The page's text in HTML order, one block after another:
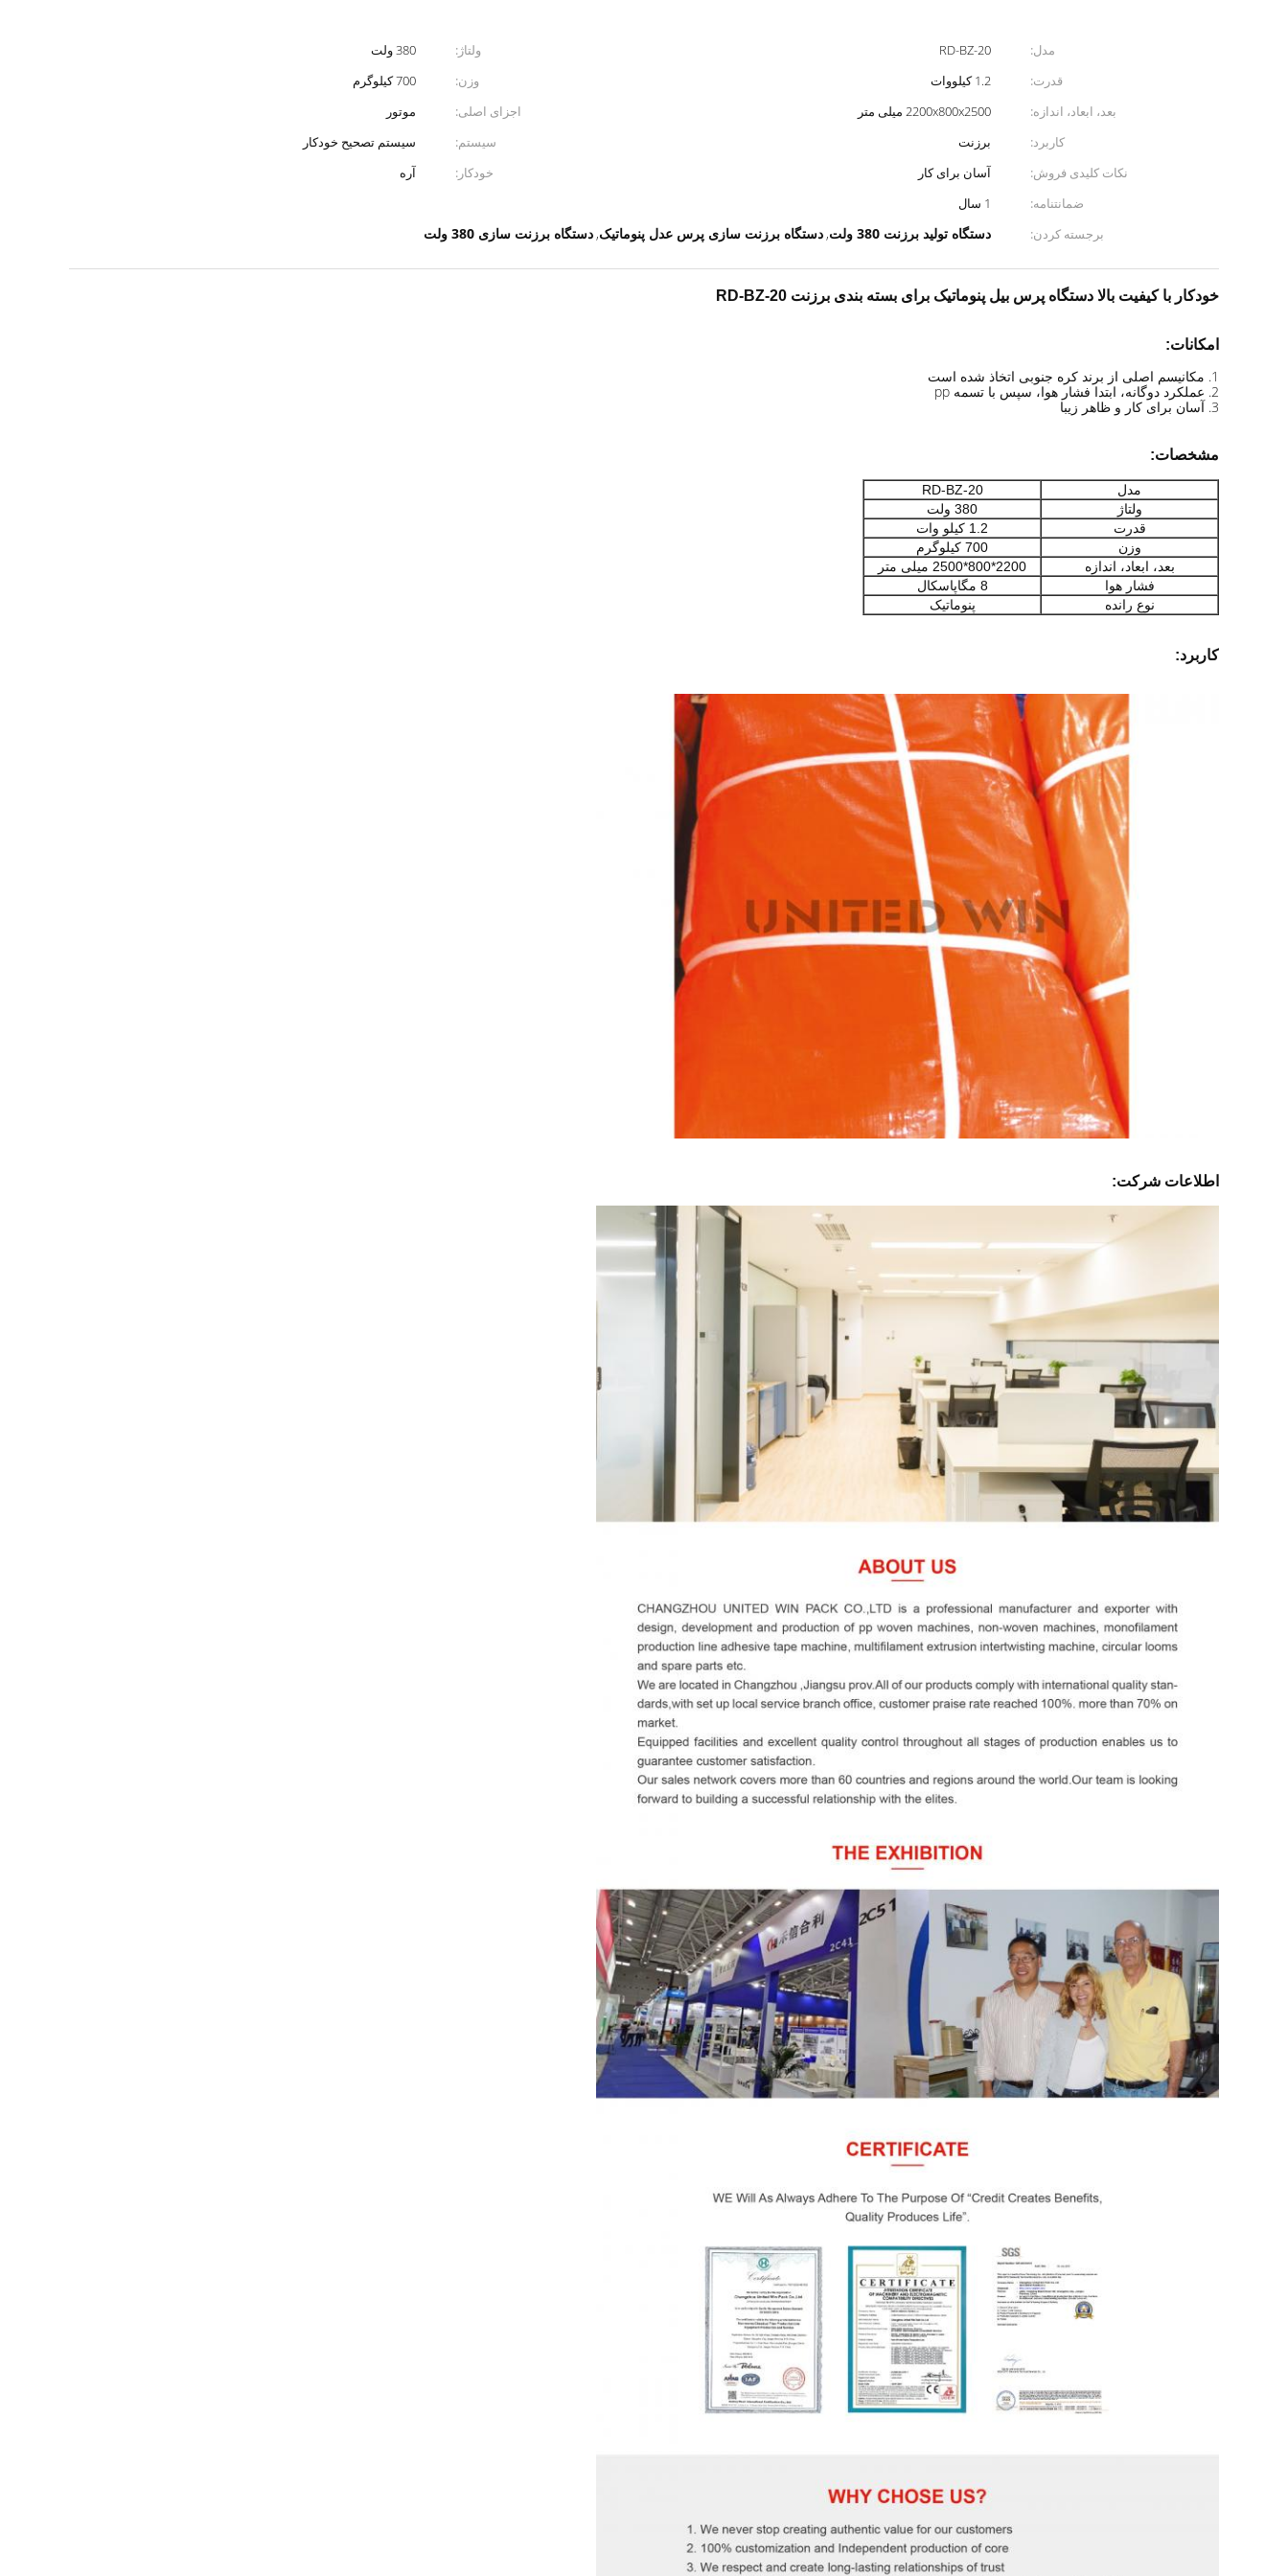
مدل: RD-BZ-20 ولتاژ:
380 ولت
قدرت:
1.2 کیلووات وزن:
700 کیلوگرم
بعد، ابعاد، اندازه:
2200x800x2500 میلی متر اجزای اصلی:
موتور
کاربرد:
برزنت سیستم:
سیستم تصحیح خودکار
نکات کلیدی فروش:
آسان برای کار خودکار:
آره
ضمانتنامه:
1 سال
برجسته کردن:
دستگاه تولید برزنت 380 ولت , دستگاه برزنت سازی پرس عدل پنوماتیک, دستگاه برزنت سازی 380 ولت
خودکار با کیفیت بالا دستگاه پرس بیل پنوماتیک برای بسته بندی برزنت RD-BZ-20
امکانات:
1. مکانیسم اصلی از برند کره جنوبی اتخاذ شده است
2. عملکرد دوگانه، ابتدا فشار هوا، سپس با تسمه pp
3. آسان برای کار و ظاهر زیبا
مشخصات:
مدل
RD-BZ-20
ولتاژ
380 ولت
قدرت
1.2 کیلو وات
وزن
700 کیلوگرم
بعد، ابعاد، اندازه
2200*800*2500 میلی متر
فشار هوا
8 مگاپاسکال
نوع رانده
پنوماتیک
کاربرد:
اطلاعات شرکت: